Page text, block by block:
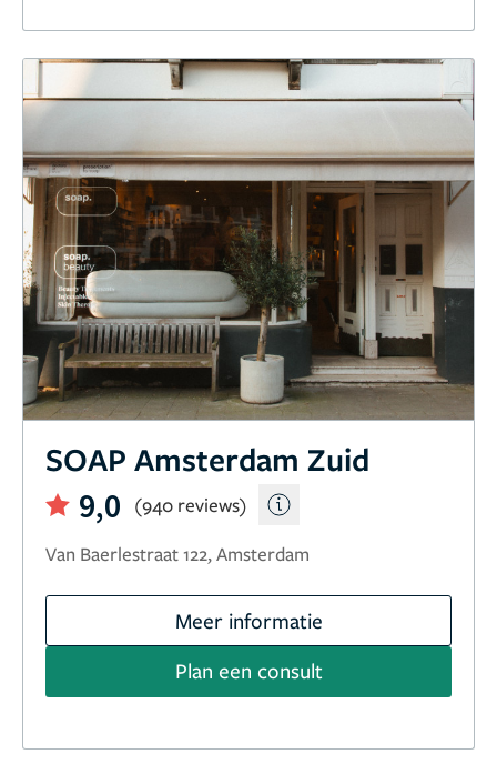
SOAP Amsterdam Zuid
9,0
(940 reviews)
Van Baerlestraat 122, Amsterdam
Meer informatie
Plan een consult